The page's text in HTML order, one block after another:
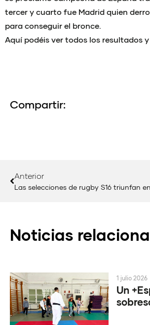
tercer y cuarto fue Madrid quien
para conseguir el bronce.
Aquí podéis ver todos los resultados
Compartir:
Anterior
Las selecciones de rugby S16 triunfan
Noticias
Un
1 julio 2026